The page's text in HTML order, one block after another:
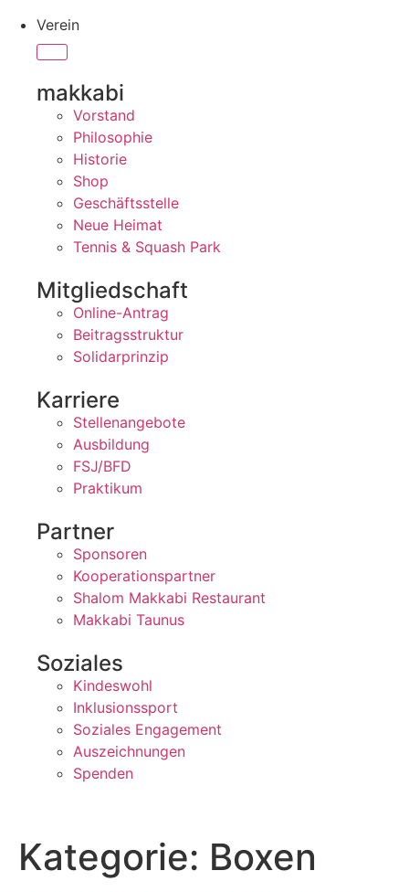
Verein
makkabi
Vorstand
Philosophie
Historie
Shop
Geschäftsstelle
Neue Heimat
Tennis & Squash Park
Mitgliedschaft
Online-Antrag
Beitragsstruktur
Solidarprinzip
Karriere
Stellenangebote
Ausbildung
FSJ/BFD
Praktikum
Partner
Sponsoren
Kooperationspartner
Shalom Makkabi Restaurant
Makkabi Taunus
Soziales
Kindeswohl
Inklusionssport
Soziales Engagement
Auszeichnungen
Spenden
Kategorie: Boxen